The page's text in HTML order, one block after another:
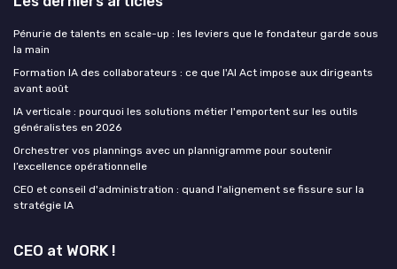
Pénurie de talents en scale-up : les leviers que le fondateur garde sous
la main
Formation IA des collaborateurs : ce que l'AI Act impose aux dirigeants
avant août
IA verticale : pourquoi les solutions métier l'emportent sur les outils
généralistes en 2026
Orchestrer vos plannings avec un plannigramme pour soutenir
l’excellence opérationnelle
CEO et conseil d'administration : quand l'alignement se fissure sur la
stratégie IA
CEO at WORK !